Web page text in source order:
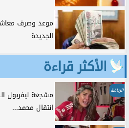
الجديدة
الأكثر قراءة
الرياضة
مشجعة ليفربول
انتقال محمد...